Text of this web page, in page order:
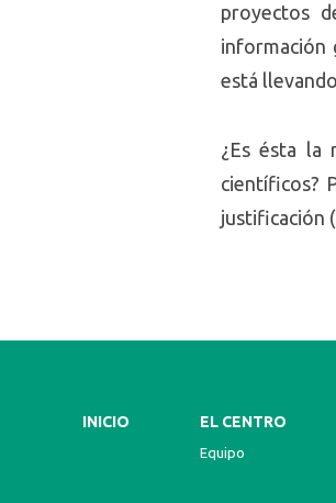
proyectos
información
está
¿Es ésta la
científicos?
justificación
INICIO EL CENTRO
Equipo